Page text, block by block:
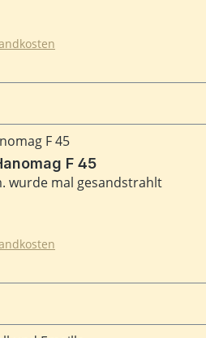
Schriftzug, Emblem Hanomag F 45
wurde mal gesandstrahlt